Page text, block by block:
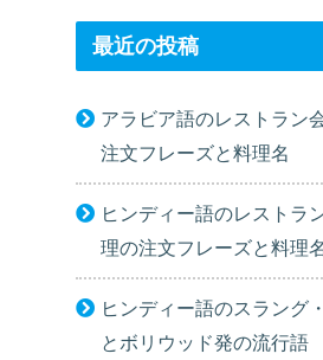
最近の投稿
アラビア語のレストラン
注文フレーズと料理名
ヒンディー語のレストラ
理の注文フレーズと料理
ヒンディー語のスラング
とボリウッド発の流行語